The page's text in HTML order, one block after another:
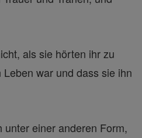
als sie hörten ihr zu
war und dass sie ihn
unter einer anderen Form,